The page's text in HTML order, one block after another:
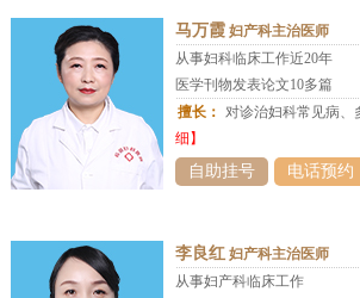
马万霞妇产科主治医师
从事妇科临床工作近20年
医学刊物发表论文10多篇
擅长： 对诊治妇科常见病
细】
自助挂号 电话预约
李良红妇产科主治医师
从事妇产科临床工作